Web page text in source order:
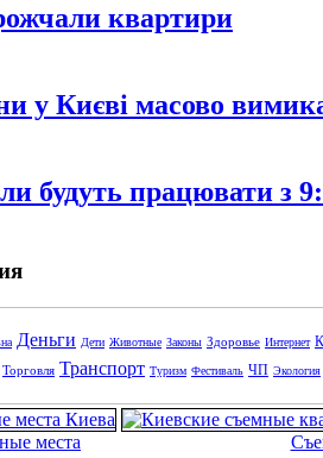
квартири
у Києві масово
будуть працювати з
Деньги Дети Животные Законы Здоровье Интернет
Торговля Транспорт Туризм Фестиваль ЧП Экология
места